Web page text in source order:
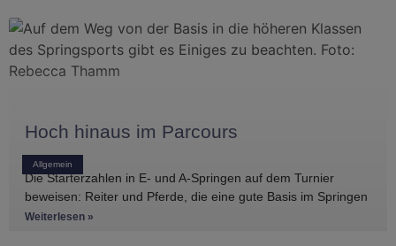
Allgemein
Hoch hinaus im Parcours
Die Starterzahlen in E- und A-Springen auf dem Turnier
beweisen: Reiter und Pferde, die eine gute Basis im Springen
haben, gibt es
Weiterlesen »